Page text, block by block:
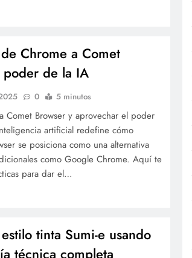
Chrome a Comet
poder de la IA
0 5 minutos
Comet Browser y aprovechar el poder
artificial redefine cómo
se posiciona como una alternativa
como Google Chrome. Aquí te
para dar el…
tinta Sumi-e usando
técnica completa